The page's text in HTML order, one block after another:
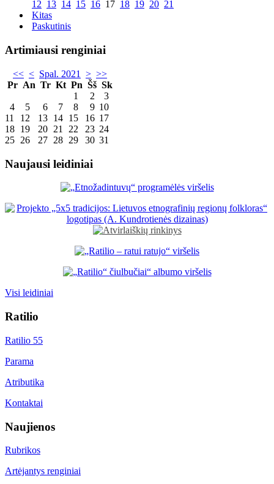
12 13 14 15 16 17 18 19 20 21
Kitas
Paskutinis
Artimiausi renginiai
<< < Spal. 2021 > >>
Pr An Tr Kt Pn Šš Sk
1
2
3
4
5 6 7 8 9 10
11
12 13 14 15 16 17
18 19 20 21 22 23 24
25 26 27 28 29 30 31
Naujausi leidiniai
Visi leidiniai
Ratilio
Ratilio 55
Parama
Atributika
Kontaktai
Naujienos
Rubrikos
Artėjantys renginiai